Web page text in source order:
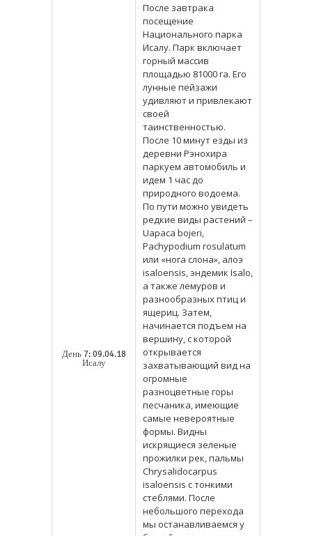
День 7: 09.04.18
Исалу
После завтрака
посещение
Национального парка
Исалу. Парк включает
горный массив
площадью 81000 га. Его
лунные пейзажи
удивляют и привлекают
своей
таинственностью.
После 10 минут езды из
деревни Рэнохира
паркуем автомобиль и
идем 1 час до
природного водоема.
По пути можно увидеть
редкие виды растений –
Uapaca bojeri,
Pachypodium rosulatum
или «нога слона», алоэ
isaloensis, эндемик Isalo,
а также лемуров и
разнообразных птиц и
ящериц. Затем,
начинается подъем на
вершину, с которой
открывается
захватывающий вид на
огромные
разноцветные горы
песчаника, имеющие
самые невероятные
формы. Видны
искрящиеся зеленые
прожилки рек, пальмы
Chrysalidocarpus
isaloensis с тонкими
стеблями. После
небольшого перехода
мы останавливаемся у